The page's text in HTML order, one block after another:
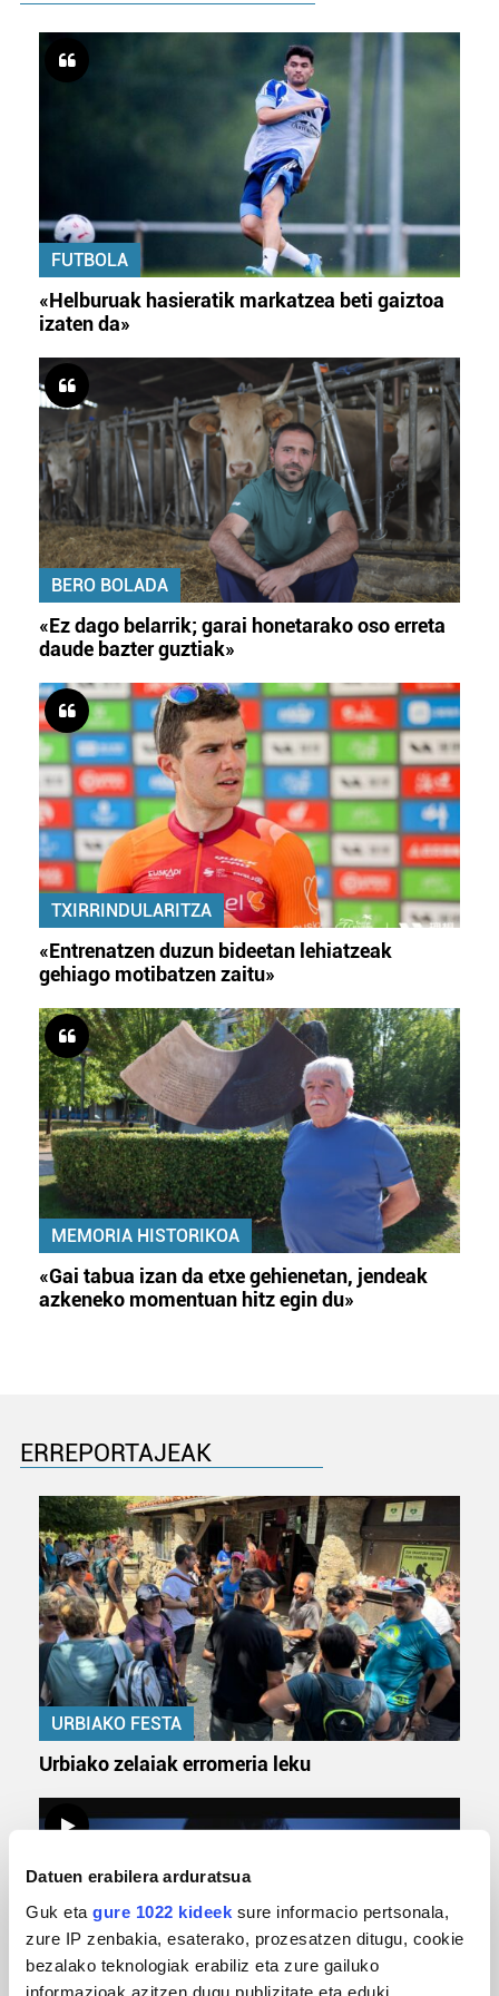
Datuen erabilera arduratsua
Guk eta gure 1022 kideek sure informacio pertsonala,
zure IP zenbakia, esaterako, prozesatzen ditugu, cookie
bezalako teknologiak erabiliz eta zure gailuko
informazioak azitzen dugu publizitate eta eduki
FUTBOLA
«Helburuak hasieratik markatzea beti gaiztoa
izaten da»
BERO BOLADA
«Ez dago belarrik; garai honetarako oso erreta
daude bazter guztiak»
TXIRRINDULARITZA
«Entrenatzen duzun bideetan lehiatzeak
gehiago motibatzen zaitu»
MEMORIA HISTORIKOA
«Gai tabua izan da etxe gehienetan, jendeak
azkeneko momentuan hitz egin du»
ERREPORTAJEAK
URBIAKO FESTA
Urbiako zelaiak erromeria leku